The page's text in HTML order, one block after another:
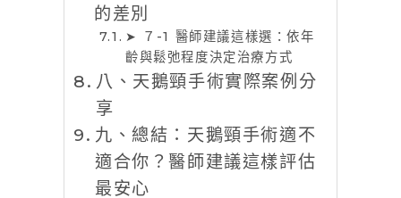
的差別
➤ ７-1 醫師建議這樣選：依年
齡與鬆弛程度決定治療方式
八、天鵝頸手術實際案例分
享
九、總結：天鵝頸手術適不
適合你？醫師建議這樣評估
最安心